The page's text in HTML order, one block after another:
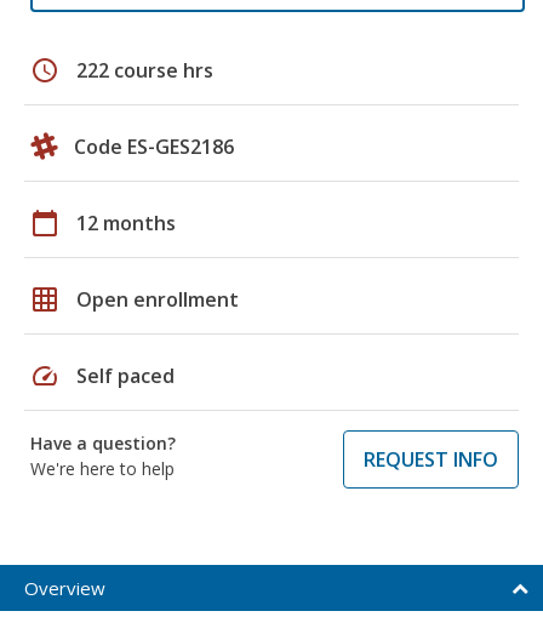
schedule 222 course hrs
Code ES-GES2186
calendar_today 12 months
grid_on Open enrollment
speed Self paced
Have a question?
We're here to help
REQUEST INFO
Overview